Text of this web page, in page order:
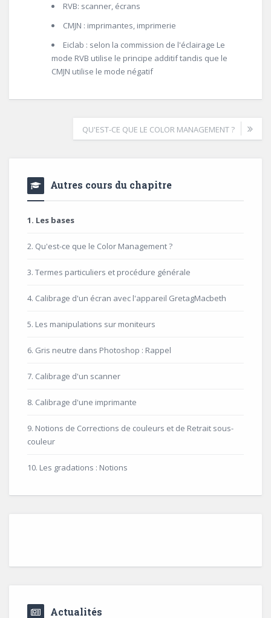
RVB: scanner, écrans
CMJN : imprimantes, imprimerie
Eiclab : selon la commission de l'éclairage Le
mode RVB utilise le principe additif tandis que le
CMJN utilise le mode négatif
QU'EST-CE QUE LE COLOR MANAGEMENT ?
Autres cours du chapitre
1. Les bases
2. Qu'est-ce que le Color Management ?
3. Termes particuliers et procédure générale
4. Calibrage d'un écran avec l'appareil GretagMacbeth
5. Les manipulations sur moniteurs
6. Gris neutre dans Photoshop : Rappel
7. Calibrage d'un scanner
8. Calibrage d'une imprimante
9. Notions de Corrections de couleurs et de Retrait sous-
couleur
10. Les gradations : Notions
Actualités